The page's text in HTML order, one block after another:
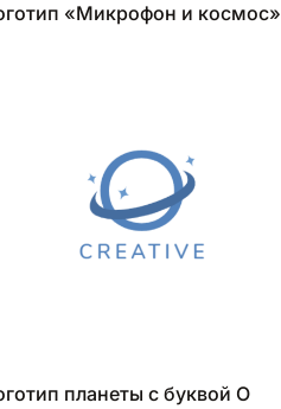
«Микрофон и космос»
планеты с буквой O